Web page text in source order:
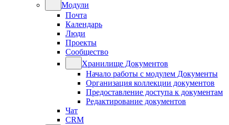
Модули
Почта
Календарь
Люди
Проекты
Сообщество
Хранилище Документов
Начало работы с модулем Документы
Организация коллекции документов
Предоставление доступа к документам
Редактирование документов
Чат
CRM